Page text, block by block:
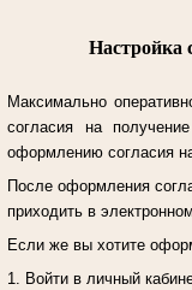
Настройка
Максимально
согласия на
оформлению согласия
После оформления
приходить в
Если же вы хотите
1. Войти в личный